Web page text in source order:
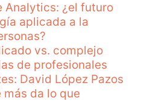
Analytics: ¿el futuro
aplicada a la
vs. complejo
de profesionales
David López Pazos
más da lo que